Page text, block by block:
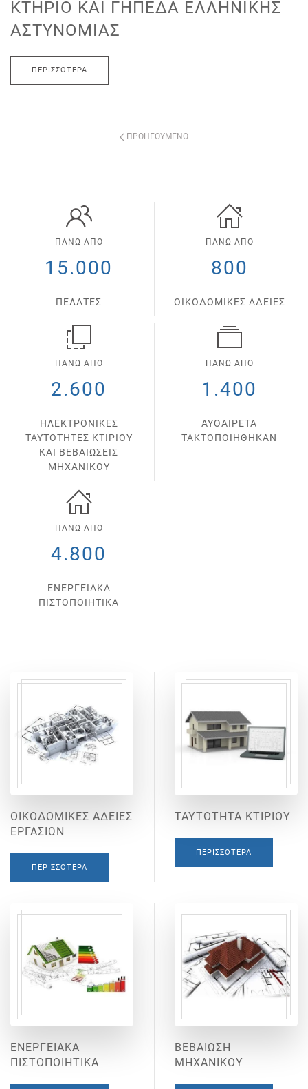
ΚΤΉΡΙΟ ΚΑΙ ΓΗΠΈΔΑ ΕΛΛΗΝΙΚΉΣ
ΑΣΤΥΝΟΜΊΑΣ
ΠΕΡΙΣΣΌΤΕΡΑ
ΠΡΟΗΓΟΎΜΕΝΟ
ΠΑΝΩ ΑΠΟ
15.000
ΠΕΛΑΤΕΣ
ΠΑΝΩ ΑΠΟ
800
ΟΙΚΟΔΟΜΙΚΕΣ ΑΔΕΙΕΣ
ΠΑΝΩ ΑΠΟ
2.600
ΗΛΕΚΤΡΟΝΙΚΕΣ
ΤΑΥΤΟΤΗΤΕΣ ΚΤΙΡΙΟΥ
ΚΑΙ ΒΕΒΑΙΩΣΕΙΣ
ΜΗΧΑΝΙΚΟΥ
ΠΑΝΩ ΑΠΟ
1.400
ΑΥΘΑΙΡΕΤΑ
ΤΑΚΤΟΠΟΙΗΘΗΚΑΝ
ΠΑΝΩ ΑΠΟ
4.800
ΕΝΕΡΓΕΙΑΚΑ
ΠΙΣΤΟΠΟΙΗΤΙΚΑ
ΟΙΚΟΔΟΜΙΚΕΣ ΑΔΕΙΕΣ
ΕΡΓΑΣΙΩΝ
ΠΕΡΙΣΣΌΤΕΡΑ
ΤΑΥΤΟΤΗΤΑ ΚΤΙΡΙΟΥ
ΠΕΡΙΣΣΌΤΕΡΑ
ΕΝΕΡΓΕΙΑΚΑ
ΠΙΣΤΟΠΟΙΗΤΙΚΑ
ΒΕΒΑΙΩΣΗ
ΜΗΧΑΝΙΚΟΥ